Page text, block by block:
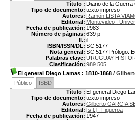
Título : Diario de la Guerra
Tipo de documento: texto impreso
Autores: Ramón LISTA
Editorial: Montevideo :
Fecha de publicación: 1983
Número de páginas: 639 p
Il.: il
ISBN/ISSN/DL: SC 5177
Nota general: SC 5177 Prólogo:
Palabras clave: URUGUAY-
Clasificación: 989.505
El general Diego Lamas : 1810-1868 /
Público
ISBD
Título : El general Diego
Tipo de documento: texto impreso
Autores: Gilberto GARCIA
Editorial: [s.l.] : Figueroa
Fecha de publicación: 1947